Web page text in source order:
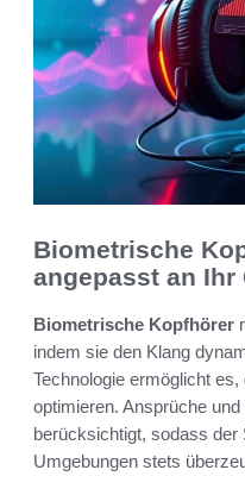
Biometrische
angepasst an Ihr
Biometrische Kopfhörer
indem sie den Klang
Technologie ermöglicht
optimieren. Ansprüche
berücksichtigt, sodass der
Umgebungen stets